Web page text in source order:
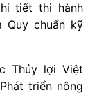
tiết thi hành
Quy chuẩn kỹ
Thủy lợi Việt
triển nông